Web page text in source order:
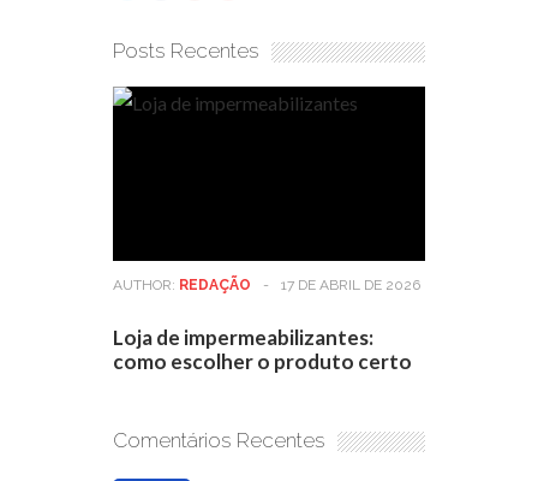
Posts Recentes
AUTHOR: REDAÇÃO - 17 DE ABRIL DE 2026
Loja de impermeabilizantes:
como escolher o produto certo
Comentários Recentes